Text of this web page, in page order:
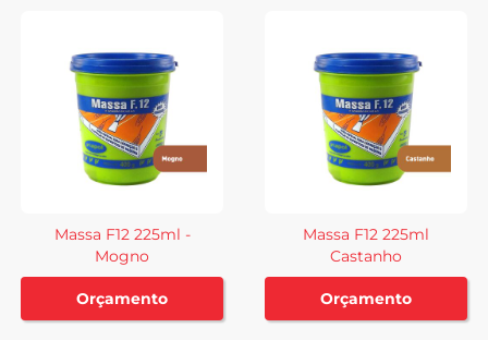
Massa F12 225ml -
Mogno
Orçamento
Massa F12 225ml
Castanho
Orçamento